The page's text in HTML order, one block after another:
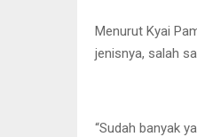
Menurut Kyai
jenisnya, salah
“Sudah banyak